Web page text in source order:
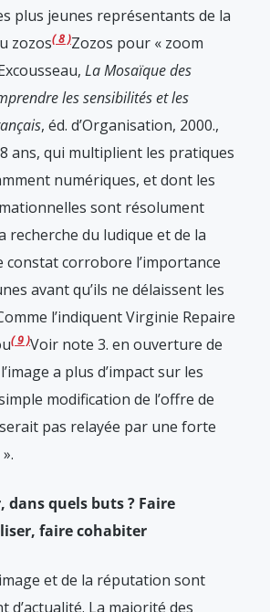
plus jeunes représentants de la
zozos 8 Zozos pour « zoom
La Mosaïque des
les sensibilités et les
, éd. d’Organisation, 2000.,
ans, qui multiplient les pratiques
numériques, et dont les
sont résolument
recherche du ludique et de la
constat corrobore l’importance
avant qu’ils ne délaissent les
l’indiquent Virginie Repaire
9 Voir note 3. en ouverture de
a plus d’impact sur les
modification de l’offre de
pas relayée par une forte
dans quels buts ? Faire
faire cohabiter
et de la réputation sont
d’actualité. La majorité des